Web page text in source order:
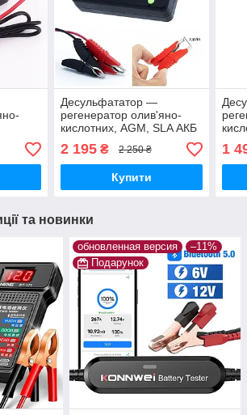
Десульфататор —
регенератор олив'яно-
кислотних, AGM, SLA АКБ
12-48V до 400 А·год
2 195₴ 2 250 ₴
Купити
12/
1
та новинки
обновленная версия
–11%
Подарунок